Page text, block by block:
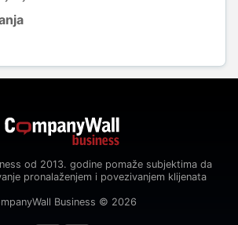
od 2013. godine pomaže subjektima da
pronalaženjem i povezivanjem klijenata
Business © 2026